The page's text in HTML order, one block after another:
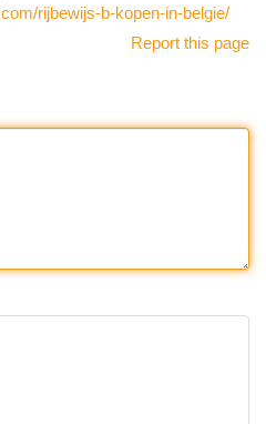
rijbewijs-b-kopen-in-belgie/
Report this page